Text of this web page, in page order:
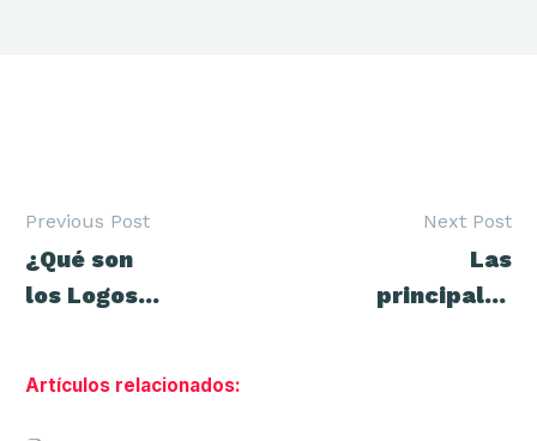
de
entradas
Previous Post
¿Qué son
los Logos
Next Post
Las
principales
Artículos relacionados: